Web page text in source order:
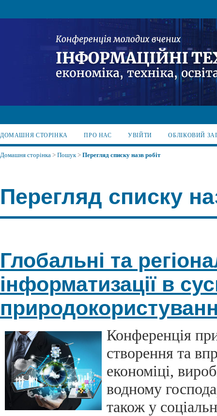
ДОМАШНЯ СТОРІНКА ПРО НАС УВІЙТИ ОБЛІКОВИЙ
Домашня сторінка > Пошук > Перегляд списку назв робіт
Перегляд списку
Глобальні та
інформатизації в
Конференція
створення та
економіці,
водному
також у